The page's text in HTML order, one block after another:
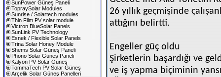
SunPower Güneş Paneli
TopraySolar Modules
Sunrise / Solartech modules
Thin Film PV solar module
Victron BlueSolar Panels
SunLink PV Technology
Esnek / Flexible Solar Panels
Trina Solar Honey Module
Shems Solar Güneş Paneli
Phono Solar Güneş Paneli
Kalyon PV Solar Güneş
TommaTech PV Solar Güneş
Arçelik Solar Güneş Panelleri
26 yıllık geçmişinde
attığını belirtti.
Engeller güç oldu
Şirketlerin başardığı ve
ve iş yapma biçiminin